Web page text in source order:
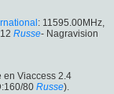
: 11595.00MHz,
Russe- Nagravision
en Viaccess 2.4
80 Russe).